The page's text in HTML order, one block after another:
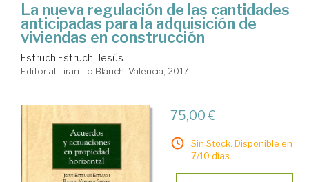
La nueva regulación de las cantidades
anticipadas para la adquisición de
viviendas en construcción
Estruch Estruch, Jesús
Editorial Tirant lo Blanch. Valencia, 2017
75,00 €
Sin Stock. Disponible en
7/10 días.